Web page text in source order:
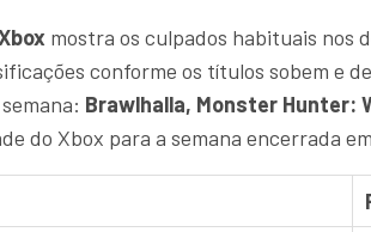
mostra os culpados habituais nos
conforme os títulos sobem e
Brawlhalla, Monster Hunter:
do Xbox para a semana encerrada